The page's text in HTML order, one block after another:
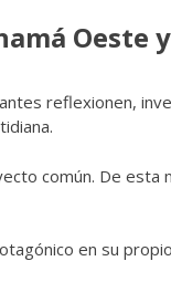
Oeste
reflexionen,
común. De esta
en su